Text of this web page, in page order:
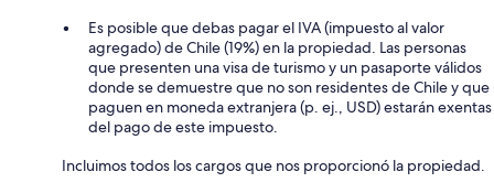
Es posible que debas pagar el IVA (impuesto al valor
agregado) de Chile (19%) en la propiedad. Las personas
que presenten una visa de turismo y un pasaporte válidos
donde se demuestre que no son residentes de Chile y que
paguen en moneda extranjera (p. ej., USD) estarán exentas
del pago de este impuesto.
Incluimos todos los cargos que nos proporcionó la propiedad.